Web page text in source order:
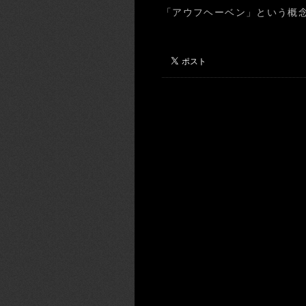
「アウフヘーベン」という概